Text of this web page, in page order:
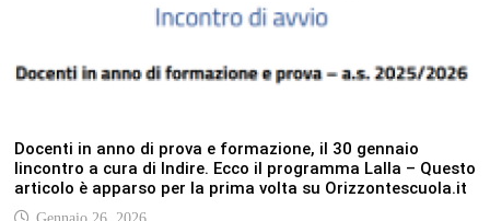
Docenti in anno di prova e formazione, il 30 gennaio
lincontro a cura di Indire. Ecco il programma Lalla – Questo
articolo è apparso per la prima volta su Orizzontescuola.it